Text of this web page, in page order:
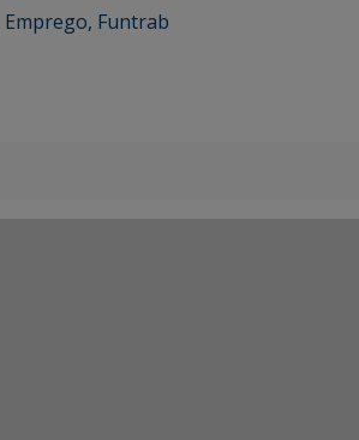
Emprego, Funtrab